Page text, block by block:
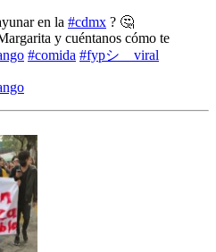
en la #cdmx ? 🤔
y cuéntanos cómo te
#comida #fypシ゚viral